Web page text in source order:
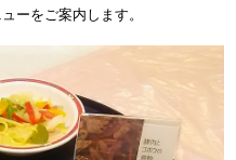
ーをご案内します。